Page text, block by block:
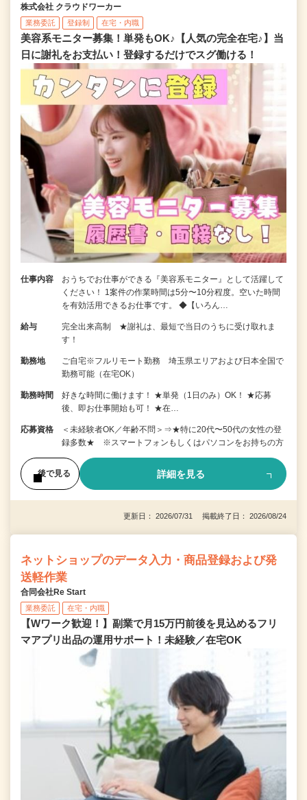
株式会社 クラウドワーカー
業務委託 登録制 在宅・内職
美容系モニター募集！単発もOK♪【人気の完全在宅♪】当
日に謝礼をお支払い！登録するだけでスグ働ける！
仕事内容
おうちでお仕事ができる『美容系モニター』として活躍して
ください！ 1案件の作業時間は5分〜10分程度。空いた時間
を有効活用できるお仕事です。 ◆【いろん…
給与
完全出来高制 ★謝礼は、最短で当日のうちに受け取れま
す！
勤務地
ご自宅※フルリモート勤務 埼玉県エリアおよび日本全国で
勤務可能（在宅OK）
勤務時間
好きな時間に働けます！ ★単発（1日のみ）OK！ ★応募
後、即お仕事開始も可！ ★在…
応募資格
＜未経験者OK／年齢不問＞⇒★特に20代〜50代の女性の登
録多数★ ※スマートフォンもしくはパソコンをお持ちの方
後で見る 詳細を見る
更新日： 2026/07/31 掲載終了日： 2026/08/24
ネットショップのデータ入力・商品登録および発
送軽作業
合同会社Re Start
業務委託 在宅・内職
【Wワーク歓迎！】副業で月15万円前後を見込めるフリ
マアプリ出品の運用サポート！未経験／在宅OK